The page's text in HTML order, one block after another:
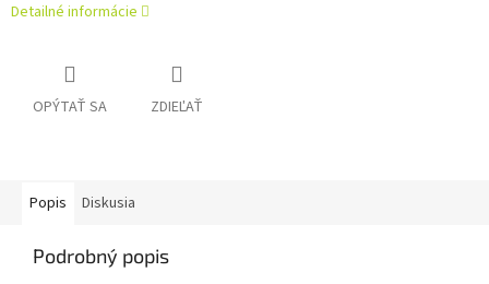
Detailné informácie
OPÝTAŤ SA ZDIEĽAŤ
Popis Diskusia
Podrobný popis